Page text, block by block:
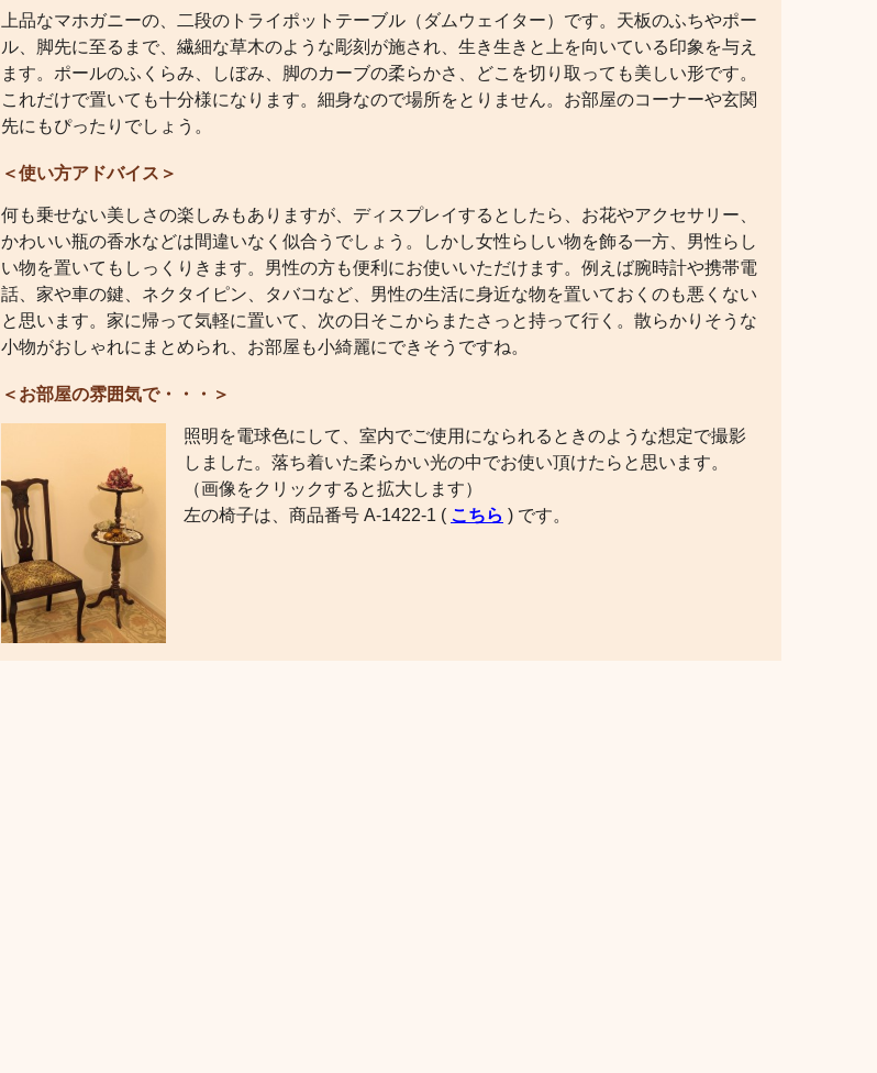
上品なマホガニーの、二段のトライポットテーブル（ダムウェイター）です。天板のふちやポー
ル、脚先に至るまで、繊細な草木のような彫刻が施され、生き生きと上を向いている印象を与え
ます。ポールのふくらみ、しぼみ、脚のカーブの柔らかさ、どこを切り取っても美しい形です。
これだけで置いても十分様になります。細身なので場所をとりません。お部屋のコーナーや玄関
先にもぴったりでしょう。
＜使い方アドバイス＞
何も乗せない美しさの楽しみもありますが、ディスプレイするとしたら、お花やアクセサリー、
かわいい瓶の香水などは間違いなく似合うでしょう。しかし女性らしい物を飾る一方、男性らし
い物を置いてもしっくりきます。男性の方も便利にお使いいただけます。例えば腕時計や携帯電
話、家や車の鍵、ネクタイピン、タバコなど、男性の生活に身近な物を置いておくのも悪くない
と思います。家に帰って気軽に置いて、次の日そこからまたさっと持って行く。散らかりそうな
小物がおしゃれにまとめられ、お部屋も小綺麗にできそうですね。
＜お部屋の雰囲気で・・・＞
照明を電球色にして、室内でご使用になられるときのような想定で撮影
しました。落ち着いた柔らかい光の中でお使い頂けたらと思います。
（画像をクリックすると拡大します）
左の椅子は、商品番号 A-1422-1 ( こちら ) です。